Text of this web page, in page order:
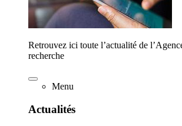
Retrouvez ici toute l’actualité de
recherche
Menu
Actualités